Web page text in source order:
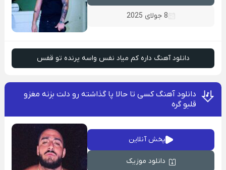
8 جولای 2025
دانلود آهنگ داره کم میاد نفس واسه پرنده تو قفس
دانلود آهنگ کسی تا حالا پا گذاشته رو دلت بزنه مغزو
قلبو گره
پخش آنلاین
دانلود موزیک